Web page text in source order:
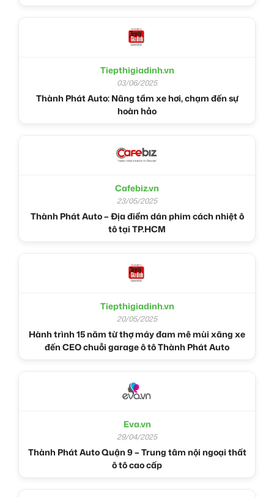
Tiepthigiadinh.vn
03/06/2025
Thành Phát Auto: Nâng tầm xe hơi, chạm đến sự
hoàn hảo
Cafebiz.vn
23/05/2025
Thành Phát Auto – Địa điểm dán phim cách nhiệt ô
tô tại TP.HCM
Tiepthigiadinh.vn
20/05/2025
Hành trình 15 năm từ thợ máy đam mê mùi xăng xe
đến CEO chuỗi garage ô tô Thành Phát Auto
Eva.vn
29/04/2025
Thành Phát Auto Quận 9 – Trung tâm nội ngoại thất
ô tô cao cấp